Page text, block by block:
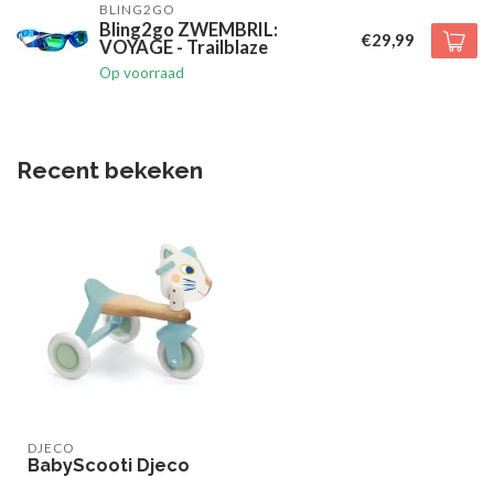
BLING2GO
Bling2go ZWEMBRIL:
VOYAGE - Trailblaze
Op voorraad
€29,99
Recent bekeken
DJECO
BabyScooti Djeco